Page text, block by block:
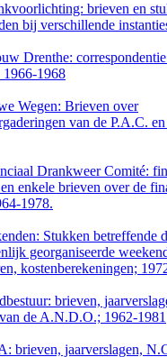
brieven en
bij verschillende
Drenthe:
1968
Wegen: Brieven over
van de P.A.C.
Drankweer Comité:
enkele brieven over de
1978.
Stukken betreffende
georganiseerde
kostenberekeningen;
brieven,
de A.N.D.O.; 1962-1981
brieven, jaarverslagen,